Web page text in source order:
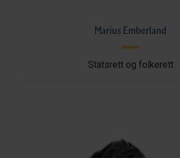
Marius Emberland
Statsrett og folkerett